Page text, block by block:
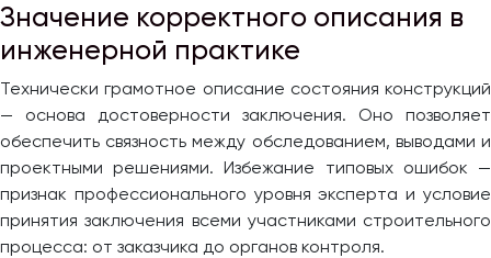
Значение корректного описания в
инженерной практике
Технически грамотное описание состояния конструкций
— основа достоверности заключения. Оно позволяет
обеспечить связность между обследованием, выводами и
проектными решениями. Избежание типовых ошибок —
признак профессионального уровня эксперта и условие
принятия заключения всеми участниками строительного
процесса: от заказчика до органов контроля.